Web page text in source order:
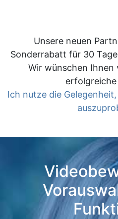
Unsere neuen
Sonderrabatt für 30
Wir wünschen Ihnen
erfolgreiche
Ich nutze die